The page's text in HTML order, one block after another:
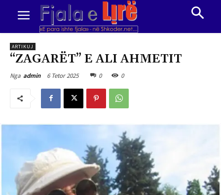
ARTIKUJ
“ZAGARËT” E ALI AHMETIT
Nga admin 6 Tetor 2025 0 0